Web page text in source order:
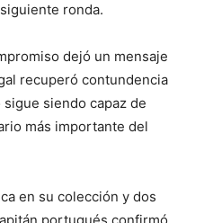
ronda.
dejó un mensaje
recuperó contundencia
siendo capaz de
más importante del
en su colección y dos